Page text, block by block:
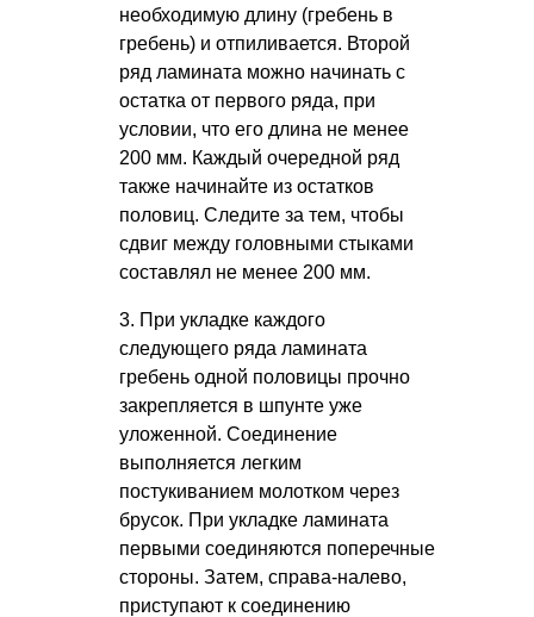
необходимую длину (гребень в
гребень) и отпиливается. Второй
ряд ламината можно начинать с
остатка от первого ряда, при
условии, что его длина не менее
200 мм. Каждый очередной ряд
также начинайте из остатков
половиц. Следите за тем, чтобы
сдвиг между головными стыками
составлял не менее 200 мм.
3. При укладке каждого
следующего ряда ламината
гребень одной половицы прочно
закрепляется в шпунте уже
уложенной. Соединение
выполняется легким
постукиванием молотком через
брусок. При укладке ламината
первыми соединяются поперечные
стороны. Затем, справа-налево,
приступают к соединению